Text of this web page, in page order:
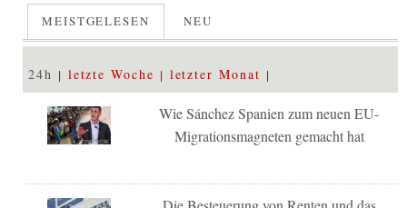
MEISTGELESEN NEU
24h letzte Woche letzter Monat
Wie Sánchez Spanien zum neuen EU-
Migrationsmagneten gemacht hat